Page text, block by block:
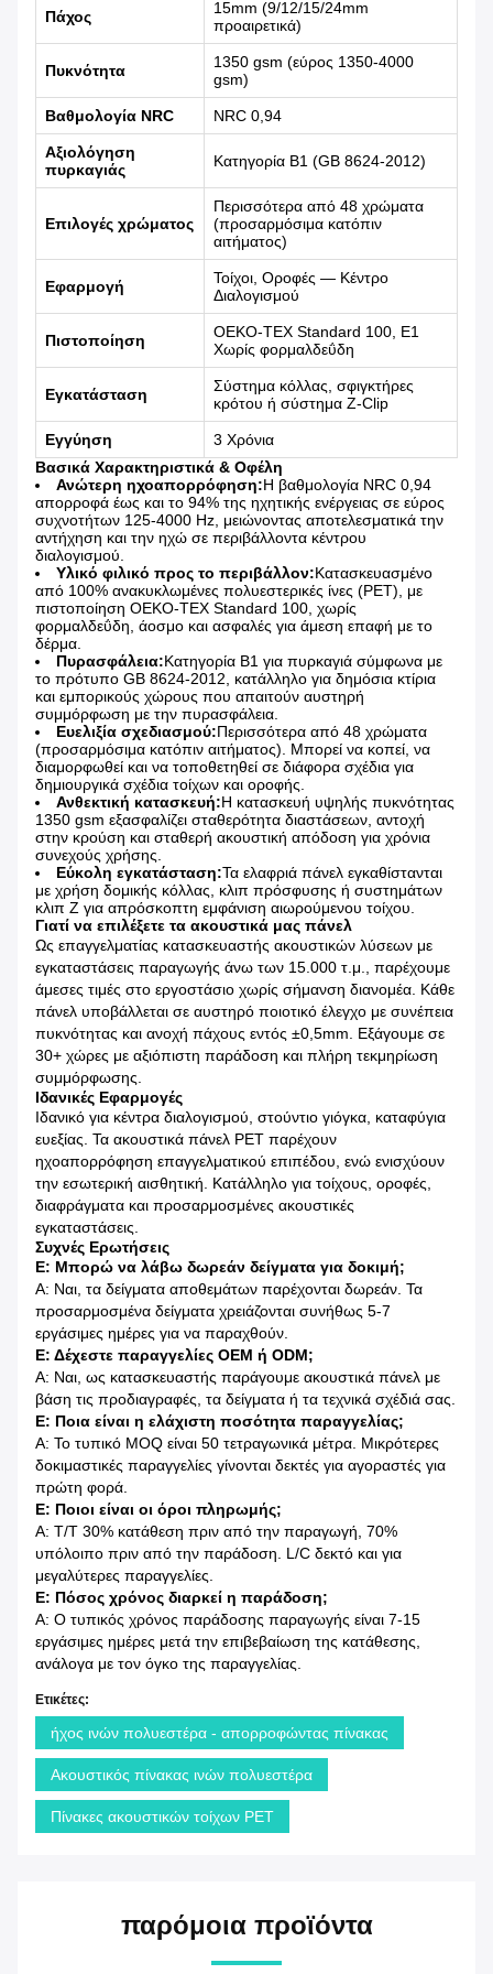
Πάχος
15mm (9/12/15/24mm
προαιρετικά)
Πυκνότητα
1350 gsm (εύρος 1350-4000
gsm)
Βαθμολογία NRC NRC 0,94
Αξιολόγηση
πυρκαγιάς
Κατηγορία B1 (GB 8624-2012)
Επιλογές χρώματος
Περισσότερα από 48 χρώματα
(προσαρμόσιμα κατόπιν
αιτήματος)
Εφαρμογή
Τοίχοι, Οροφές — Κέντρο
Διαλογισμού
Πιστοποίηση
OEKO-TEX Standard 100, E1
Χωρίς φορμαλδεΰδη
Εγκατάσταση
Σύστημα κόλλας, σφιγκτήρες
κρότου ή σύστημα Z-Clip
Εγγύηση
3 Χρόνια
Βασικά Χαρακτηριστικά & Οφέλη
Ανώτερη ηχοαπορρόφηση:Η βαθμολογία NRC 0,94
απορροφά έως και το 94% της ηχητικής ενέργειας σε εύρος
συχνοτήτων 125-4000 Hz, μειώνοντας αποτελεσματικά την
αντήχηση και την ηχώ σε περιβάλλοντα κέντρου
διαλογισμού.
Υλικό φιλικό προς το περιβάλλον:Κατασκευασμένο
από 100% ανακυκλωμένες πολυεστερικές ίνες (PET), με
πιστοποίηση OEKO-TEX Standard 100, χωρίς
φορμαλδεΰδη, άοσμο και ασφαλές για άμεση επαφή με το
δέρμα.
Πυρασφάλεια:Κατηγορία Β1 για πυρκαγιά σύμφωνα με
το πρότυπο GB 8624-2012, κατάλληλο για δημόσια κτίρια
και εμπορικούς χώρους που απαιτούν αυστηρή
συμμόρφωση με την πυρασφάλεια.
Ευελιξία σχεδιασμού:Περισσότερα από 48 χρώματα
(προσαρμόσιμα κατόπιν αιτήματος). Μπορεί να κοπεί, να
διαμορφωθεί και να τοποθετηθεί σε διάφορα σχέδια για
δημιουργικά σχέδια τοίχων και οροφής.
Ανθεκτική κατασκευή:Η κατασκευή υψηλής πυκνότητας
1350 gsm εξασφαλίζει σταθερότητα διαστάσεων, αντοχή
στην κρούση και σταθερή ακουστική απόδοση για χρόνια
συνεχούς χρήσης.
Εύκολη εγκατάσταση:Τα ελαφριά πάνελ εγκαθίστανται
με χρήση δομικής κόλλας, κλιπ πρόσφυσης ή συστημάτων
κλιπ Z για απρόσκοπτη εμφάνιση αιωρούμενου τοίχου.
Γιατί να επιλέξετε τα ακουστικά μας πάνελ
Ως επαγγελματίας κατασκευαστής ακουστικών λύσεων με
εγκαταστάσεις παραγωγής άνω των 15.000 τ.μ., παρέχουμε
άμεσες τιμές στο εργοστάσιο χωρίς σήμανση διανομέα. Κάθε
πάνελ υποβάλλεται σε αυστηρό ποιοτικό έλεγχο με συνέπεια
πυκνότητας και ανοχή πάχους εντός ±0,5mm. Εξάγουμε σε
30+ χώρες με αξιόπιστη παράδοση και πλήρη τεκμηρίωση
συμμόρφωσης.
Ιδανικές Εφαρμογές
Ιδανικό για κέντρα διαλογισμού, στούντιο γιόγκα, καταφύγια
ευεξίας. Τα ακουστικά πάνελ PET παρέχουν
ηχοαπορρόφηση επαγγελματικού επιπέδου, ενώ ενισχύουν
την εσωτερική αισθητική. Κατάλληλο για τοίχους, οροφές,
διαφράγματα και προσαρμοσμένες ακουστικές
εγκαταστάσεις.
Συχνές Ερωτήσεις
Ε: Μπορώ να λάβω δωρεάν δείγματα για δοκιμή;
Α: Ναι, τα δείγματα αποθεμάτων παρέχονται δωρεάν. Τα
προσαρμοσμένα δείγματα χρειάζονται συνήθως 5-7
εργάσιμες ημέρες για να παραχθούν.
Ε: Δέχεστε παραγγελίες OEM ή ODM;
Α: Ναι, ως κατασκευαστής παράγουμε ακουστικά πάνελ με
βάση τις προδιαγραφές, τα δείγματα ή τα τεχνικά σχέδιά σας.
Ε: Ποια είναι η ελάχιστη ποσότητα παραγγελίας;
Α: Το τυπικό MOQ είναι 50 τετραγωνικά μέτρα. Μικρότερες
δοκιμαστικές παραγγελίες γίνονται δεκτές για αγοραστές για
πρώτη φορά.
Ε: Ποιοι είναι οι όροι πληρωμής;
Α: T/T 30% κατάθεση πριν από την παραγωγή, 70%
υπόλοιπο πριν από την παράδοση. L/C δεκτό και για
μεγαλύτερες παραγγελίες.
Ε: Πόσος χρόνος διαρκεί η παράδοση;
Α: Ο τυπικός χρόνος παράδοσης παραγωγής είναι 7-15
εργάσιμες ημέρες μετά την επιβεβαίωση της κατάθεσης,
ανάλογα με τον όγκο της παραγγελίας.
Ετικέτες:
ήχος ινών πολυεστέρα - απορροφώντας πίνακας
Ακουστικός πίνακας ινών πολυεστέρα
Πίνακες ακουστικών τοίχων PET
παρόμοια προϊόντα